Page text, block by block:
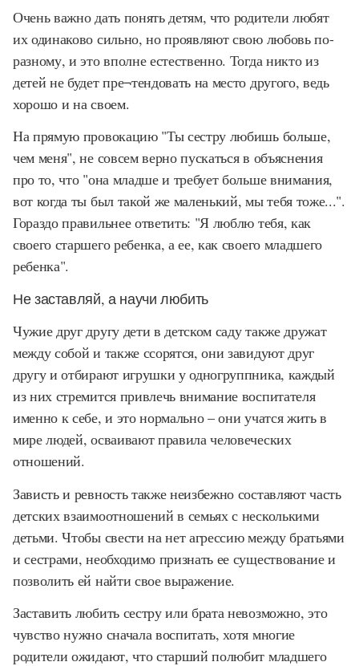
Очень важно дать понять детям, что родители любят
их одинаково сильно, но проявляют свою любовь по-
разному, и это вполне естественно. Тогда никто из
детей не будет пре¬тендовать на место другого, ведь
хорошо и на своем.
На прямую провокацию "Ты сестру любишь больше,
чем меня", не совсем верно пускаться в объяснения
про то, что "она младше и требует больше внимания,
вот когда ты был такой же маленький, мы тебя тоже...".
Гораздо правильнее ответить: "Я люблю тебя, как
своего старшего ребенка, а ее, как своего младшего
ребенка".
Не заставляй, а научи любить
Чужие друг другу дети в детском саду также дружат
между собой и также ссорятся, они завидуют друг
другу и отбирают игрушки у одногруппника, каждый
из них стремится привлечь внимание воспитателя
именно к себе, и это нормально – они учатся жить в
мире людей, осваивают правила человеческих
отношений.
Зависть и ревность также неизбежно составляют часть
детских взаимоотношений в семьях с несколькими
детьми. Чтобы свести на нет агрессию между братьями
и сестрами, необходимо признать ее существование и
позволить ей найти свое выражение.
Заставить любить сестру или брата невозможно, это
чувство нужно сначала воспитать, хотя многие
родители ожидают, что старший полюбит младшего